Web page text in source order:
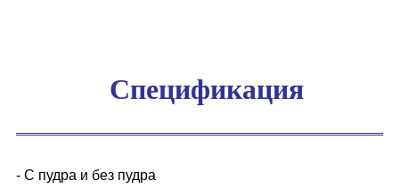
Спецификация
- С пудра и без пудра